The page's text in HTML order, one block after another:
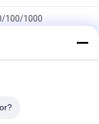
100/1000
20f6-YG 2 X 1
RJ45 8P8C